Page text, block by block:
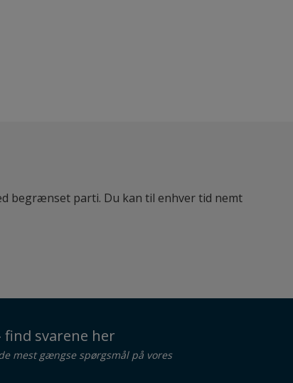
begrænset parti. Du kan til enhver tid nemt
svarene her
mest gængse spørgsmål på vores